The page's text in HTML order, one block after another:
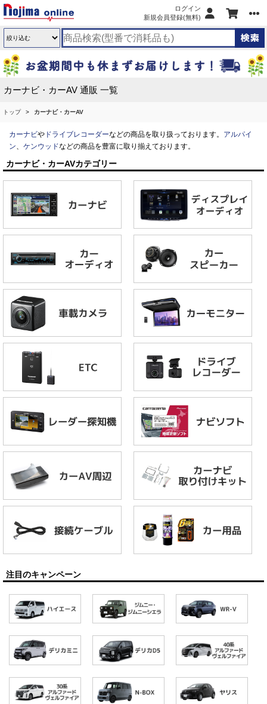
ログイン
新規会員登録(無料)
カーナビ・カーAV 通販 一覧
トップ カーナビ・カーAV
カーナビや ドライブレコーダーなどの商品を取り扱っております。 アルパイ
ン、 ケンウッドなどの商品を豊富に取り揃えております。
カーナビ・カーAVカテゴリー
注目のキャンペーン